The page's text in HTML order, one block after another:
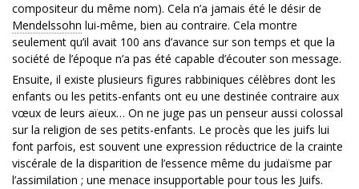
compositeur du même nom). Cela n’a jamais été le désir de
Mendelssohn lui-même, bien au contraire. Cela montre
seulement qu’il avait 100 ans d’avance sur son temps et que la
société de l’époque n’a pas été capable d’écouter son message.
Ensuite, il existe plusieurs figures rabbiniques célèbres dont les
enfants ou les petits-enfants ont eu une destinée contraire aux
vœux de leurs aïeux… On ne juge pas un penseur aussi colossal
sur la religion de ses petits-enfants. Le procès que les juifs lui
font parfois, est souvent une expression réductrice de la crainte
viscérale de la disparition de l’essence même du judaïsme par
l’assimilation ; une menace insupportable pour tous les Juifs.